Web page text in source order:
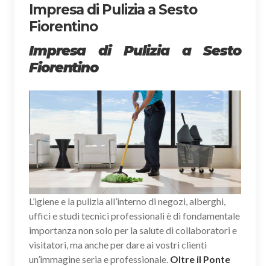
Impresa di Pulizia a Sesto
Fiorentino
Impresa di Pulizia a Sesto
Fiorentino
L’igiene e la pulizia all’interno di negozi, alberghi,
uffici e studi tecnici professionali è di fondamentale
importanza non solo per la salute di collaboratori e
visitatori, ma anche per dare ai vostri clienti
un’immagine seria e professionale. Oltre il Ponte